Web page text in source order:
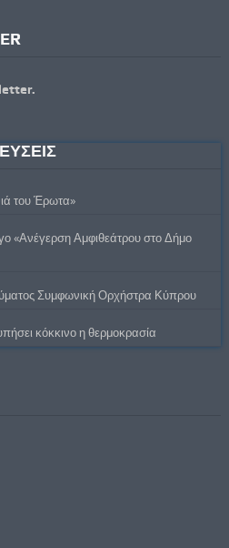
του Έρωτα»
«Ανέγερση Αμφιθεάτρου στο Δήμο
Συμφωνική Ορχήστρα Κύπρου
κόκκινο η θερμοκρασία